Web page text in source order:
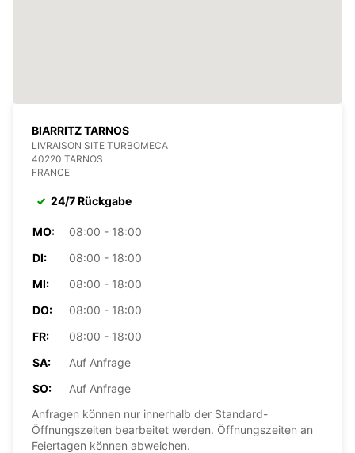
BIARRITZ TARNOS
LIVRAISON SITE TURBOMECA
40220 TARNOS
FRANCE
24/7 Rückgabe
MO:
08:00 - 18:00
DI:
08:00 - 18:00
MI:
08:00 - 18:00
DO:
08:00 - 18:00
FR:
08:00 - 18:00
SA:
Auf Anfrage
SO:
Auf Anfrage
Anfragen können nur innerhalb der Standard-
Öffnungszeiten bearbeitet werden. Öffnungszeiten an
Feiertagen können abweichen.